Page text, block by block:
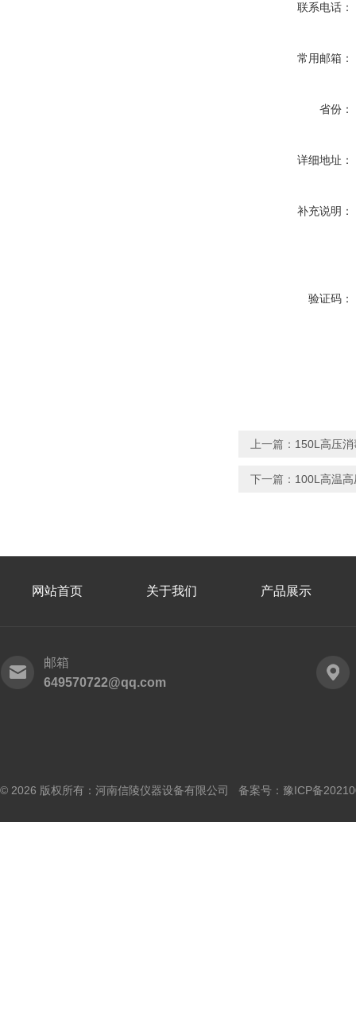
联系电话：
常用邮箱：
省份：
详细地址：
补充说明：
验证码：
上一篇： 150L高压
下一篇： 100L高温
网站首页 关于我们 产品展示
邮箱
649570722@qq.com
© 2026 版权所有：河南信陵仪器设备有限公司 备案号： 豫ICP备